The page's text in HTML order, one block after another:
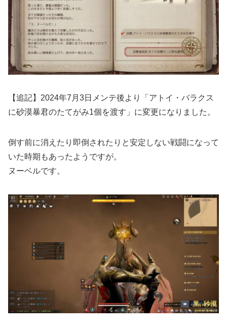
【追記】2024年7月3日メンテ後より「アトイ・バラクス
に砂漠暴君のたてがみ1個を渡す」に変更になりました。
倒す前に消えたり即倒されたりと安定しない戦闘になって
いた時期もあったようですが。
ヌーベルです。